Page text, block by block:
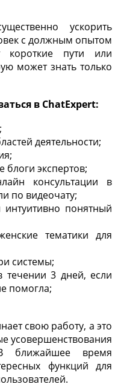
ускорить
с должным опытом
короткие пути или
может знать только
в ChatExpert:
деятельности;
экспертов;
консультации в
по видеочату;
понятный
тематики для
системы;
течении 3 дней, если
помогла;
свою работу, а это
усовершенствования
ближайшее время
функций для